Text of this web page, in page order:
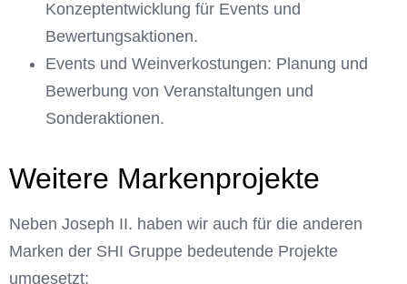
Konzeptentwicklung für Events und
Bewertungsaktionen.
Events und Weinverkostungen: Planung und
Bewerbung von Veranstaltungen und
Sonderaktionen.
Weitere Markenprojekte
Neben Joseph II. haben wir auch für die anderen
Marken der SHI Gruppe bedeutende Projekte
umgesetzt: